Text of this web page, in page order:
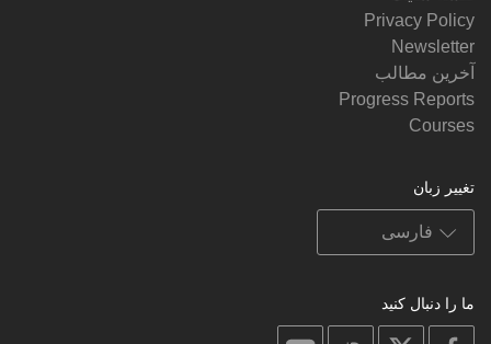
Privacy Policy
Newsletter
آخرین مطالب
Progress Reports
Courses
تغییر زبان
ما را دنبال کنید